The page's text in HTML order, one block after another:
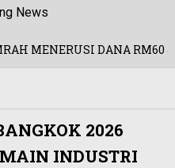
News
RM60 JUTA!
2026
INDUSTRI